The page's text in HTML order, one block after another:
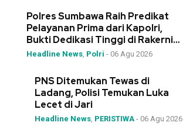
Polres Sumbawa Raih Predikat
Pelayanan Prima dari Kapolri,
Bukti Dedikasi Tinggi di Rakernis
Polda NTB
Headline News, Polri - 06 Agu 2026
PNS Ditemukan Tewas di
Ladang, Polisi Temukan Luka
Lecet di Jari
Headline News, PERISTIWA- 06 Agu 2026